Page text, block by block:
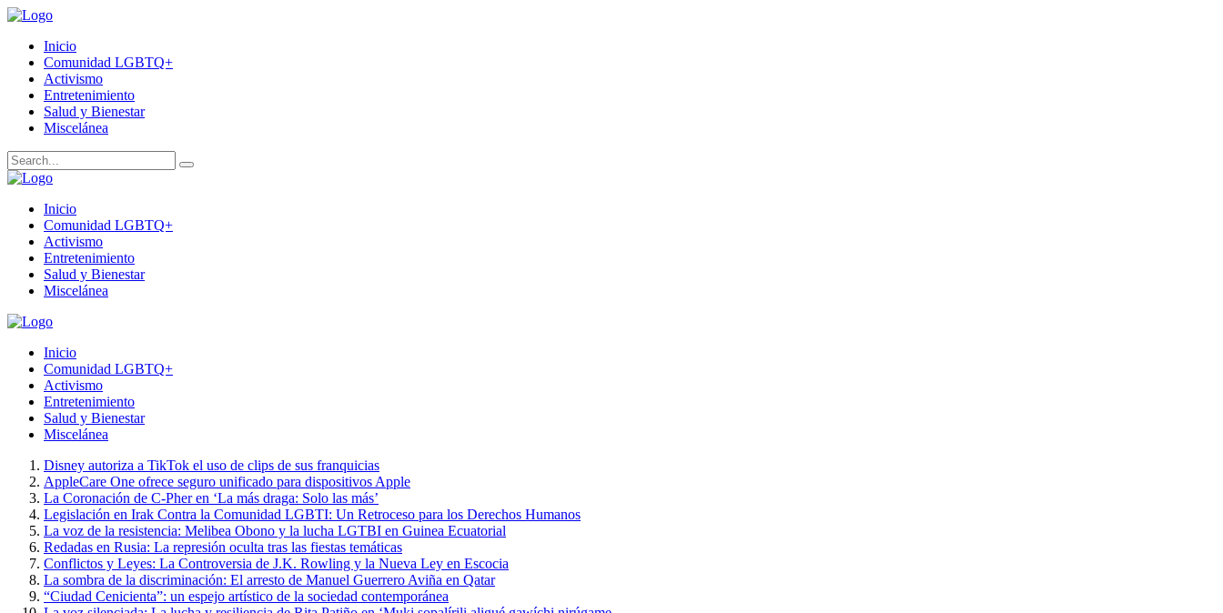
Inicio
Comunidad LGBTQ+
Activismo
Entretenimiento
Salud y Bienestar
Miscelánea
Inicio
Comunidad LGBTQ+
Activismo
Entretenimiento
Salud y Bienestar
Miscelánea
Inicio
Comunidad LGBTQ+
Activismo
Entretenimiento
Salud y Bienestar
Miscelánea
Disney autoriza a TikTok el uso de clips de sus franquicias
AppleCare One ofrece seguro unificado para dispositivos Apple
La Coronación de C-Pher en ‘La más draga: Solo las más’
Legislación en Irak Contra la Comunidad LGBTI: Un Retroceso para los Derechos Humanos
La voz de la resistencia: Melibea Obono y la lucha LGTBI en Guinea Ecuatorial
Redadas en Rusia: La represión oculta tras las fiestas temáticas
Conflictos y Leyes: La Controversia de J.K. Rowling y la Nueva Ley en Escocia
La sombra de la discriminación: El arresto de Manuel Guerrero Aviña en Qatar
“Ciudad Cenicienta”: un espejo artístico de la sociedad contemporánea